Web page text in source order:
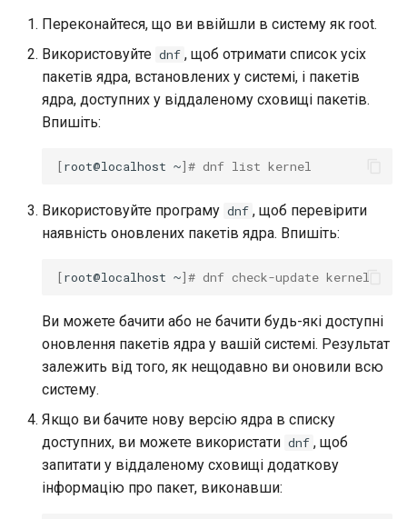
Переконайтеся, що ви ввійшли в систему як root.
Використовуйте dnf , щоб отримати список усіх
пакетів ядра, встановлених у системі, і пакетів
ядра, доступних у віддаленому сховищі пакетів.
Впишіть:
[root@localhost ~]# dnf list kernel
Використовуйте програму dnf , щоб перевірити
наявність оновлених пакетів ядра. Впишіть:
[root@localhost ~]# dnf check-update kernel
Ви можете бачити або не бачити будь-які доступні
оновлення пакетів ядра у вашій системі. Результат
залежить від того, як нещодавно ви оновили всю
систему.
Якщо ви бачите нову версію ядра в списку
доступних, ви можете використати dnf , щоб
запитати у віддаленому сховищі додаткову
інформацію про пакет, виконавши: